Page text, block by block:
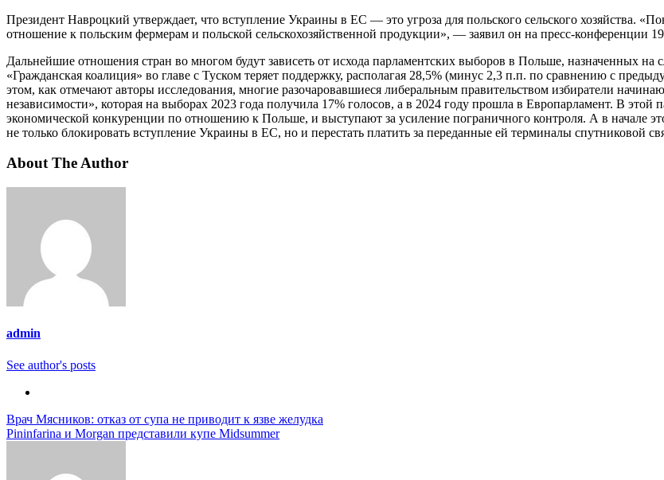
Президент Навроцкий утверждает, что вступление Украины в ЕС — это угроза для польского сельского хозяйства.
отношение к польским фермерам и польской сельскохозяйственной продукции», — заявил он на пресс-конференции
Дальнейшие отношения стран во многом будут зависеть от исхода парламентских выборов в Польше, назначенных
«Гражданская коалиция» во главе с Туском теряет поддержку, располагая 28,5% (минус 2,3 п.п. по сравнению с
этом, как отмечают авторы исследования, многие разочаровавшиеся либеральным правительством избиратели
независимости», которая на выборах 2023 года получила 17% голосов, а в 2024 году прошла в Европарламент. В
экономической конкуренции по отношению к Польше, и выступают за усиление пограничного контроля. А в начале
не только блокировать вступление Украины в ЕС, но и перестать платить за переданные ей терминалы спутниковой
About The Author
admin
See author's posts
Навигация
по
Врач Мясников: отказ от супа не приводит к язве желудка
Pininfarina и Morgan представили купе Midsummer